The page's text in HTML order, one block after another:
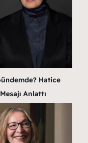
Hatice
Anlattı